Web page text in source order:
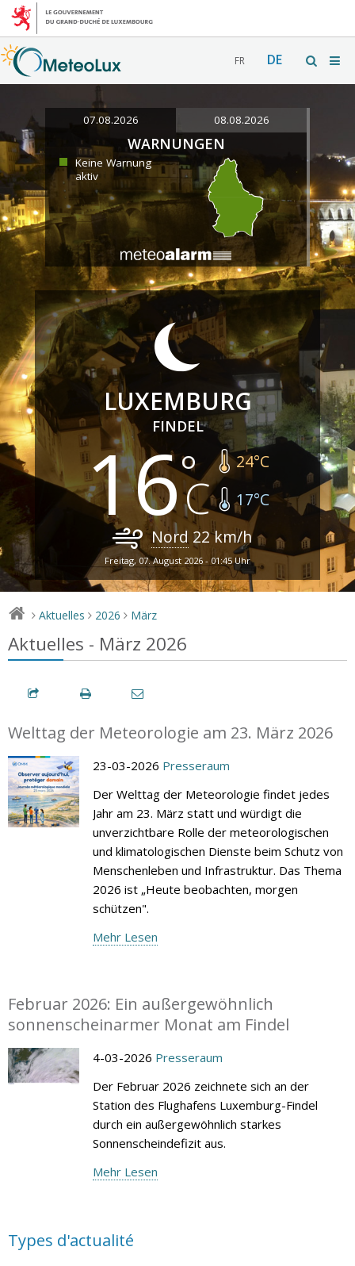
FR DE
07.08.2026 08.08.2026
WARNUNGEN
Keine Warnung
aktiv
LUXEMBURG
FINDEL
16 24°C
17°C
Nord 22km/h
Freitag, 07. August 2026 - 01:45 Uhr
> Aktuelles > 2026 > März
Aktuelles - März 2026
Welttag der Meteorologie am 23. März 2026
23-03-2026 Presseraum
Der Welttag der Meteorologie findet jedes
Jahr am 23. März statt und würdigt die
unverzichtbare Rolle der meteorologischen
und klimatologischen Dienste beim Schutz von
Menschenleben und Infrastruktur. Das Thema
2026 ist „Heute beobachten, morgen
schützen".
Mehr Lesen
Februar 2026: Ein außergewöhnlich
sonnenscheinarmer Monat am Findel
4-03-2026 Presseraum
Der Februar 2026 zeichnete sich an der
Station des Flughafens Luxemburg-Findel
durch ein außergewöhnlich starkes
Sonnenscheindefizit aus.
Mehr Lesen
Types d'actualité